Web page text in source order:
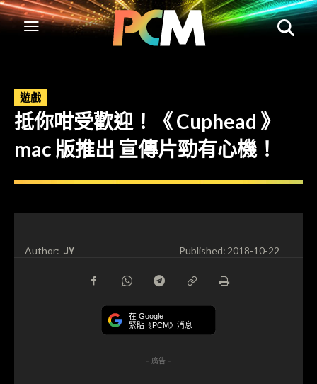
遊戲
抵你咁受歡迎！《 Cuphead 》
mac 版推出 宣傳片勁有心機！
Author: JY Published:2018-10-22
在 Google
緊貼《PCM》消息
- 廣告 -